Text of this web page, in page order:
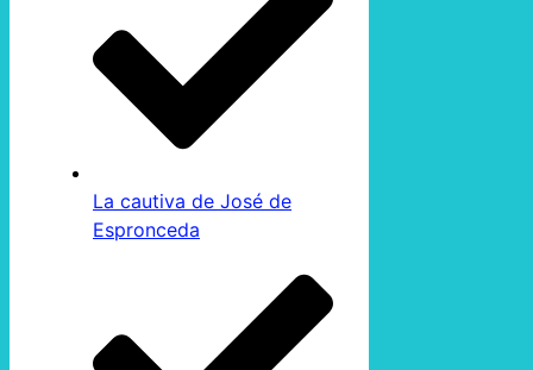
La cautiva de José de
Espronceda